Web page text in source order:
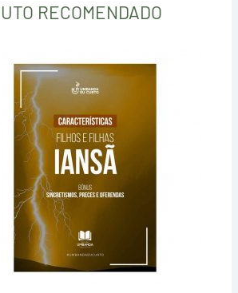
RECOMENDADO